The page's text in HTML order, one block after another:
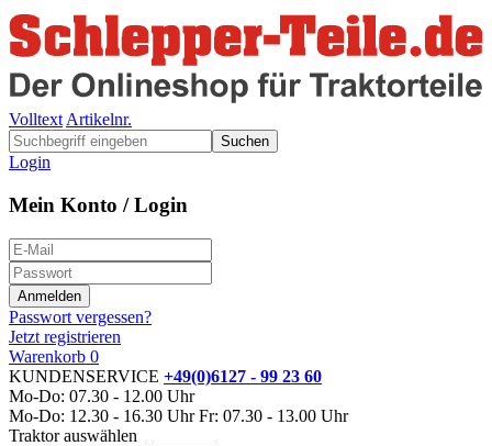
Volltext Artikelnr.
Suchen
Login
Mein Konto / Login
Passwort vergessen?
Jetzt registrieren
Warenkorb 0
KUNDENSERVICE +49(0)6127 - 99 23 60
Mo-Do: 07.30 - 12.00 Uhr
Mo-Do: 12.30 - 16.30 Uhr Fr: 07.30 - 13.00 Uhr
Traktor auswählen